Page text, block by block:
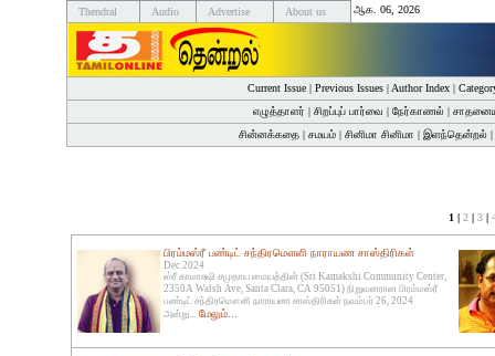
Thendral Audio Advertise About us ஆக. 06, 2026
Current Issue| Previous Issues| Author Index|
எழுத்தாளர் | சிறப்புப் பார்வை | நேர்காணல் |
சின்னக்கதை | சமயம் | சினிமா சினிமா | இளந்தென்றல் |
1 | 2 | 3 |
பிரம்மஸ்ரீ பண்டிட் சந்திரமௌளி நாராயண சாஸ்திரிகள்
Dec 2024
ஸ்ரீ காமாக்ஷி சமுதாய மையத்தின் (Sri Kamakshi Community Center,
2350A Walsh Ave, Santa Clara, CA 95051) நிறுவனரான பிரம்மஸ்ரீ
பண்டிட் சந்திரமௌளி நாராயண சாஸ்திரிகள் நவம்பர் 26, 2024
அன்று... மேலும்...